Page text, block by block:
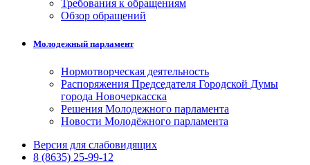
Требования к обращениям
Обзор обращений
Молодежный парламент
Нормотворческая деятельность
Распоряжения Председателя Городской Думы
города Новочеркасска
Решения Молодежного парламента
Новости Молодёжного парламента
Версия для слабовидящих
8 (8635) 25-99-12